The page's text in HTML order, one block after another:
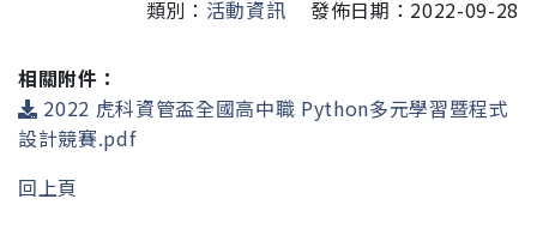
類別： 活動資訊 發佈日期：2022-09-28
相關附件：
2022 虎科資管盃全國高中職 Python多元學習暨程式
設計競賽.pdf
回上頁